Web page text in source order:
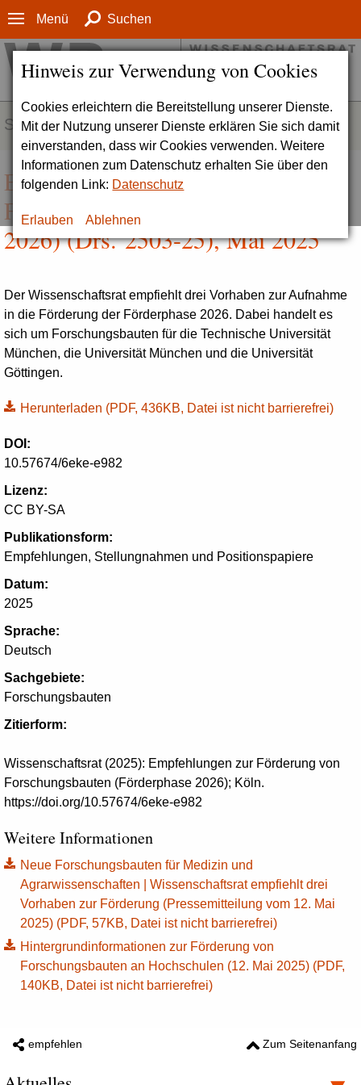
Hinweis zur Verwendung von Cookies
Cookies erleichtern die Bereitstellung unserer Dienste.
Mit der Nutzung unserer Dienste erklären Sie sich damit
einverstanden, dass wir Cookies verwenden. Weitere
Informationen zum Datenschutz erhalten Sie über den
folgenden Link: Datenschutz
Erlauben Ablehnen
Menü Suchen
SERVICE
Empfehlungen zur Förderung von
Forschungsbauten (Förderphase
2026) (Drs. 2503-25), Mai 2025
Der Wissenschaftsrat empfiehlt drei Vorhaben zur Aufnahme
in die Förderung der Förderphase 2026. Dabei handelt es
sich um Forschungsbauten für die Technische Universität
München, die Universität München und die Universität
Göttingen.
Herunterladen (PDF, 436KB, Datei ist nicht barrierefrei)
DOI:
10.57674/6eke-e982
Lizenz:
CC BY-SA
Publikationsform:
Empfehlungen, Stellungnahmen und Positionspapiere
Datum:
2025
Sprache:
Deutsch
Sachgebiete:
Forschungsbauten
Zitierform:
Wissenschaftsrat (2025): Empfehlungen zur Förderung von
Forschungsbauten (Förderphase 2026); Köln.
https://doi.org/10.57674/6eke-e982
Weitere Informationen
Neue Forschungsbauten für Medizin und
Agrarwissenschaften | Wissenschaftsrat empfiehlt drei
Vorhaben zur Förderung (Pressemitteilung vom 12. Mai
2025) (PDF, 57KB, Datei ist nicht barrierefrei)
Hintergrundinformationen zur Förderung von
Forschungsbauten an Hochschulen (12. Mai 2025) (PDF,
140KB, Datei ist nicht barrierefrei)
empfehlen Zum Seitenanfang